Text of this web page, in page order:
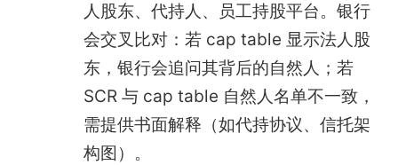
人股东、代持人、员工持股平台。银行
会交叉比对：若 cap table 显示法人股
东，银行会追问其背后的自然人；若
SCR 与 cap table 自然人名单不一致，
需提供书面解释（如代持协议、信托架
构图）。